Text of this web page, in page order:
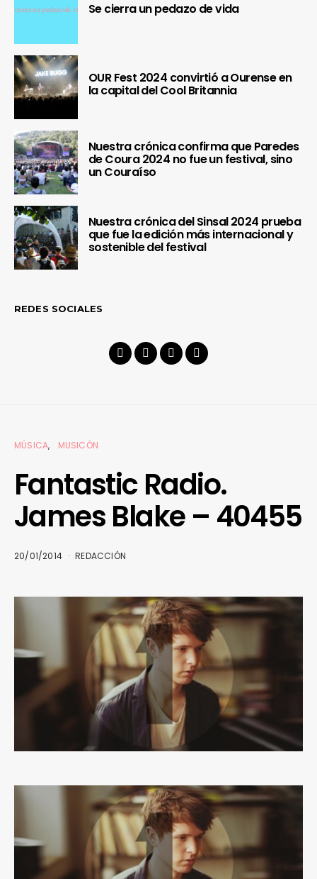
Se cierra un pedazo de vida
OUR Fest 2024 convirtió a Ourense en
la capital del Cool Britannia
Nuestra crónica confirma que Paredes
de Coura 2024 no fue un festival, sino
un Couraíso
Nuestra crónica del Sinsal 2024 prueba
que fue la edición más internacional y
sostenible del festival
REDES SOCIALES
MÚSICA MUSICÓN
Fantastic Radio.
James Blake – 40455
20/01/2014 REDACCIÓN